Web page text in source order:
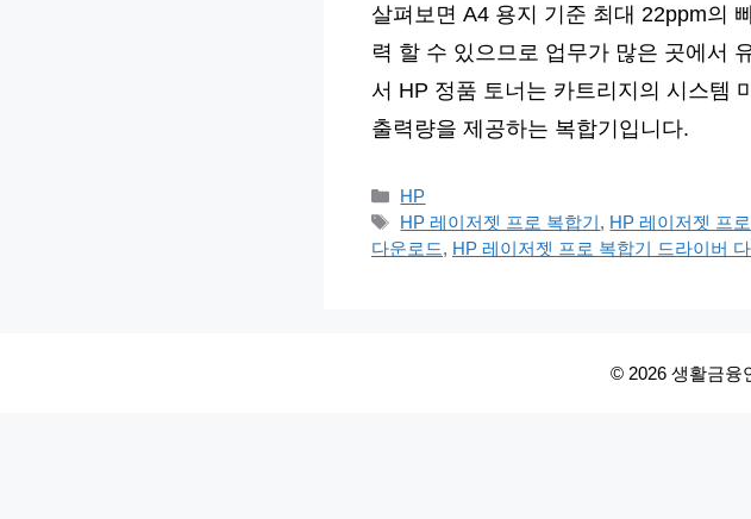
살펴보면 A4 용지 기준 최대 22ppm의
력 할 수 있으므로 업무가 많은 곳에서
서 HP 정품 토너는 카트리지의 시스템
출력량을 제공하는 복합기입니다.
카
테
고
HP
태
그
HP 레이저젯 프로 복합기, HP 레이저젯 프
다운로드, HP 레이저젯 프로 복합기 드라이버
© 2026 생활금융